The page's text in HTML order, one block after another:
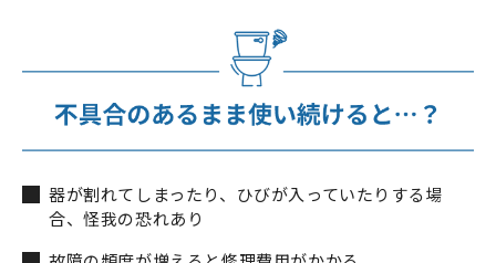
器が割れてしまったり、ひびが入っていたりする場
合、怪我の恐れあり